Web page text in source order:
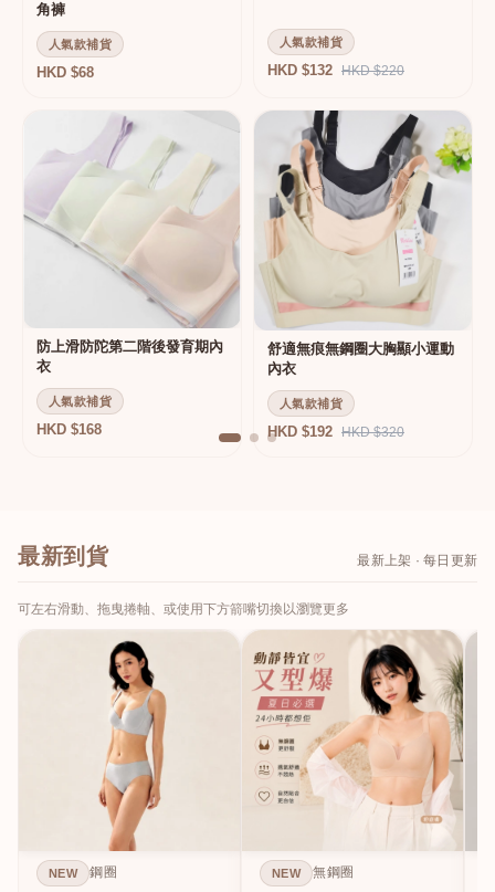
角褲
人氣款補貨
HKD $68
人氣款補貨
HKD $132 HKD $220
防上滑防陀第二階後發育期內
衣
人氣款補貨
HKD $168
舒適無痕無鋼圈大胸顯小運動
內衣
人氣款補貨
HKD $192 HKD $320
最新到貨 最新上架 · 每日更新
可左右滑動、拖曳捲軸、或使用下方箭嘴切換以瀏覽更多
NEW 鋼圈 NEW 無鋼圈